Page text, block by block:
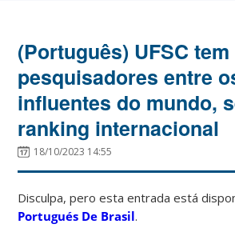
(Português) UFSC tem
pesquisadores entre
influentes do mundo,
ranking internacional
18/10/2023 14:55
Disculpa, pero esta entrada está
Portugués De Brasil.